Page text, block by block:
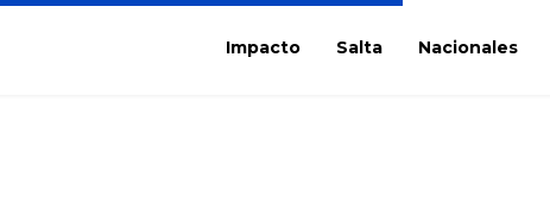
Impacto Salta Nacionales